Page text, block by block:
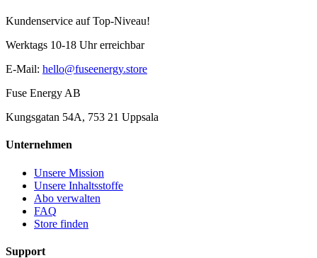
Kundenservice auf Top-Niveau!
Werktags 10-18 Uhr erreichbar
E-Mail: hello@fuseenergy.store
Fuse Energy AB
Kungsgatan 54A, 753 21 Uppsala
Unternehmen
Unsere Mission
Unsere Inhaltsstoffe
Abo verwalten
FAQ
Store finden
Support